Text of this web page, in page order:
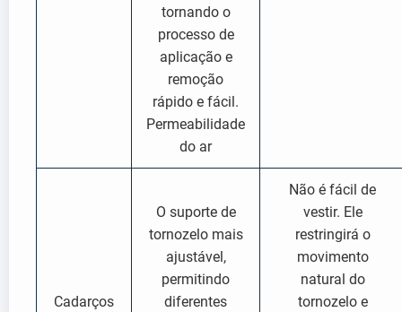
tornando o
processo de
aplicação e
remoção
rápido e fácil.
Permeabilidade
do ar
Cadarços
O suporte de
tornozelo mais
ajustável,
permitindo
diferentes
Não é fácil de
vestir. Ele
restringirá o
movimento
natural do
tornozelo e